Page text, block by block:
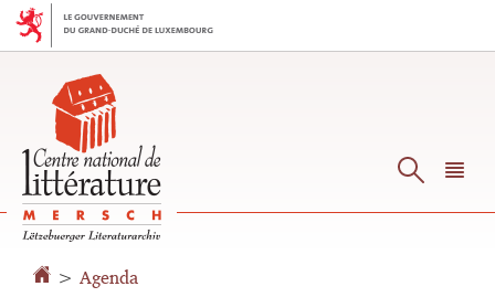
Aller
navigation
Aller
> Agenda